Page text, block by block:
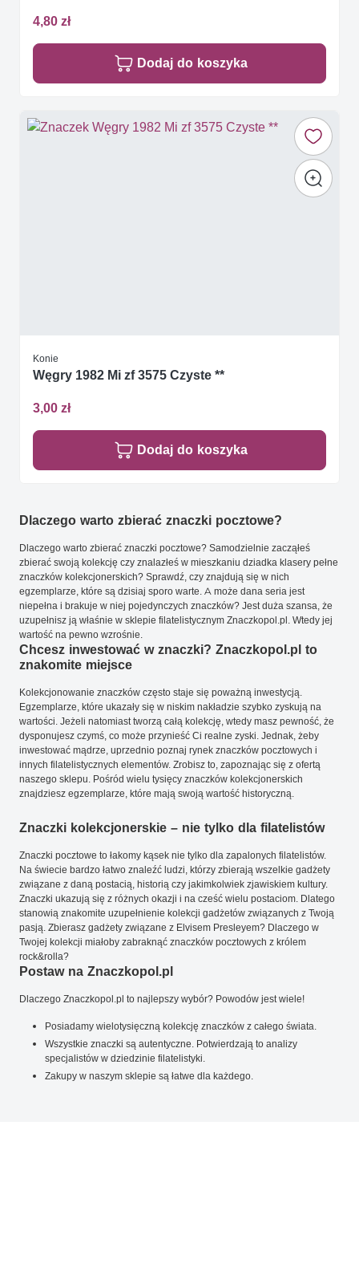
4,80 zł
Dodaj do koszyka
Konie
Węgry 1982 Mi zf 3575 Czyste **
3,00 zł
Dodaj do koszyka
Dlaczego warto zbierać znaczki pocztowe?
Dlaczego warto zbierać znaczki pocztowe? Samodzielnie zacząłeś
zbierać swoją kolekcję czy znalazłeś w mieszkaniu dziadka klasery pełne
znaczków kolekcjonerskich? Sprawdź, czy znajdują się w nich
egzemplarze, które są dzisiaj sporo warte. A może dana seria jest
niepełna i brakuje w niej pojedynczych znaczków? Jest duża szansa, że
uzupełnisz ją właśnie w sklepie filatelistycznym Znaczkopol.pl. Wtedy jej
wartość na pewno wzrośnie.
Chcesz inwestować w znaczki? Znaczkopol.pl to
znakomite miejsce
Kolekcjonowanie znaczków często staje się poważną inwestycją.
Egzemplarze, które ukazały się w niskim nakładzie szybko zyskują na
wartości. Jeżeli natomiast tworzą całą kolekcję, wtedy masz pewność, że
dysponujesz czymś, co może przynieść Ci realne zyski. Jednak, żeby
inwestować mądrze, uprzednio poznaj rynek znaczków pocztowych i
innych filatelistycznych elementów. Zrobisz to, zapoznając się z ofertą
naszego sklepu. Pośród wielu tysięcy znaczków kolekcjonerskich
znajdziesz egzemplarze, które mają swoją wartość historyczną.
Znaczki kolekcjonerskie – nie tylko dla filatelistów
Znaczki pocztowe to łakomy kąsek nie tylko dla zapalonych filatelistów.
Na świecie bardzo łatwo znaleźć ludzi, którzy zbierają wszelkie gadżety
związane z daną postacią, historią czy jakimkolwiek zjawiskiem kultury.
Znaczki ukazują się z różnych okazji i na cześć wielu postaciom. Dlatego
stanowią znakomite uzupełnienie kolekcji gadżetów związanych z Twoją
pasją. Zbierasz gadżety związane z Elvisem Presleyem? Dlaczego w
Twojej kolekcji miałoby zabraknąć znaczków pocztowych z królem
rock&rolla?
Postaw na Znaczkopol.pl
Dlaczego Znaczkopol.pl to najlepszy wybór? Powodów jest wiele!
Posiadamy wielotysięczną kolekcję znaczków z całego świata.
Wszystkie znaczki są autentyczne. Potwierdzają to analizy
specjalistów w dziedzinie filatelistyki.
Zakupy w naszym sklepie są łatwe dla każdego.